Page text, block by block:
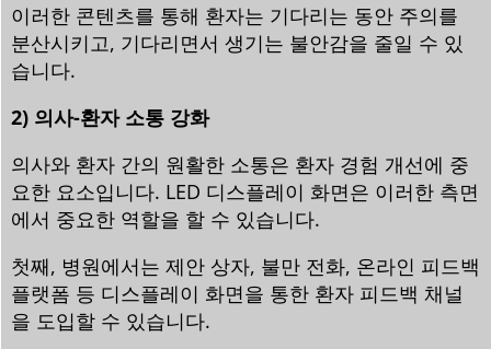
이러한 콘텐츠를 통해 환자는 기다리는 동안 주의를
분산시키고, 기다리면서 생기는 불안감을 줄일 수 있
습니다.
2) 의사-환자 소통 강화
의사와 환자 간의 원활한 소통은 환자 경험 개선에 중
요한 요소입니다. LED 디스플레이 화면은 이러한 측면
에서 중요한 역할을 할 수 있습니다.
첫째, 병원에서는 제안 상자, 불만 전화, 온라인 피드백
플랫폼 등 디스플레이 화면을 통한 환자 피드백 채널
을 도입할 수 있습니다.